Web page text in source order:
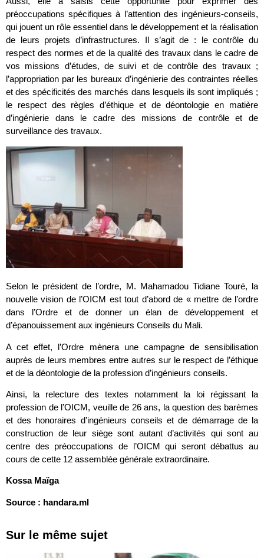
préoccupations spécifiques à l’attention des ingénieurs-conseils,
qui jouent un rôle essentiel dans le développement et la réalisation
de leurs projets d’infrastructures. Il s’agit de : le contrôle du
respect des normes et de la qualité des travaux dans le cadre de
vos missions d’études, de suivi et de contrôle des travaux ;
l’appropriation par les bureaux d’ingénierie des contraintes réelles
et des spécificités des marchés dans lesquels ils sont impliqués ;
le respect des règles d’éthique et de déontologie en matière
d’ingénierie dans le cadre des missions de contrôle et de
surveillance des travaux.
Selon le président de l’ordre, M. Mahamadou Tidiane Touré, la
nouvelle vision de l’OICM est tout d’abord de « mettre de l’ordre
dans l’Ordre et de donner un élan de développement et
d’épanouissement aux ingénieurs Conseils du Mali.
A cet effet, l’Ordre mènera une campagne de sensibilisation
auprès de leurs membres entre autres sur le respect de l’éthique
et de la déontologie de la profession d’ingénieurs conseils.
Ainsi, la relecture des textes notamment la loi régissant la
profession de l’OICM, veuille de 26 ans, la question des barèmes
et des honoraires d’ingénieurs conseils et de démarrage de la
construction de leur siège sont autant d’activités qui sont au
centre des préoccupations de l’OICM qui seront débattus au
cours de cette 12 assemblée générale extraordinaire.
Kossa Maïga
Source : handara.ml
Sur le même sujet